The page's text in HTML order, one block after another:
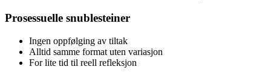
Prosessuelle snublesteiner
Ingen oppfølging av tiltak
Alltid samme format uten variasjon
For lite tid til reell refleksjon